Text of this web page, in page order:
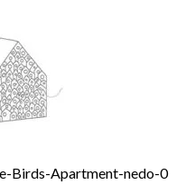
Birds-Apartment-nedo-0